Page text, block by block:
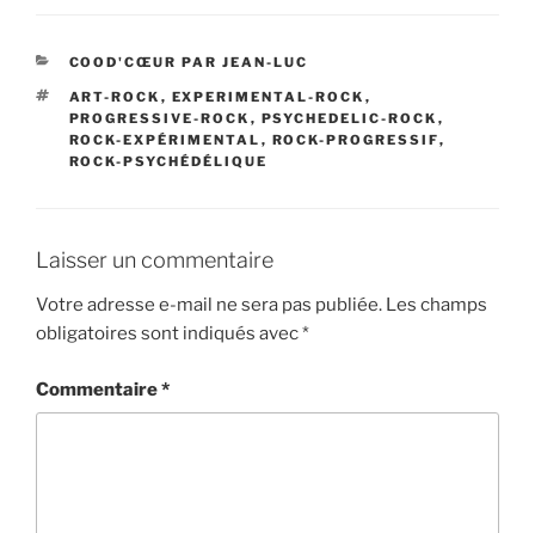
CATÉGORIES
COOD'CŒUR PAR JEAN-LUC
ÉTIQUETTES
ART-ROCK , EXPERIMENTAL-ROCK ,
PROGRESSIVE-ROCK , PSYCHEDELIC-ROCK ,
ROCK-EXPÉRIMENTAL , ROCK-PROGRESSIF,
ROCK-PSYCHÉDÉLIQUE
Laisser un commentaire
Votre adresse e-mail ne sera pas publiée. Les champs
obligatoires sont indiqués avec*
Commentaire*